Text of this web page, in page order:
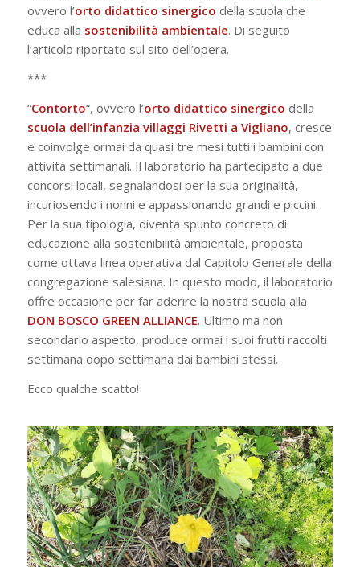
ovvero l’orto didattico sinergico della scuola che
educa alla sostenibilità ambientale. Di seguito
l’articolo riportato sul sito dell’opera.
***
“Contorto“, ovvero l’orto didattico sinergico della
scuola dell’infanzia villaggi Rivetti a Vigliano, cresce
e coinvolge ormai da quasi tre mesi tutti i bambini con
attività settimanali. Il laboratorio ha partecipato a due
concorsi locali, segnalandosi per la sua originalità,
incuriosendo i nonni e appassionando grandi e piccini.
Per la sua tipologia, diventa spunto concreto di
educazione alla sostenibilità ambientale, proposta
come ottava linea operativa dal Capitolo Generale della
congregazione salesiana. In questo modo, il laboratorio
offre occasione per far aderire la nostra scuola alla
DON BOSCO GREEN ALLIANCE. Ultimo ma non
secondario aspetto, produce ormai i suoi frutti raccolti
settimana dopo settimana dai bambini stessi.
Ecco qualche scatto!